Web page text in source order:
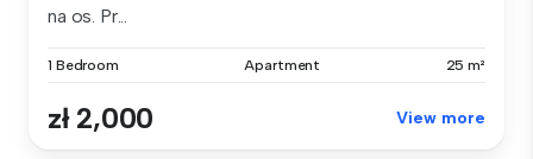
na os. Pr...
1 Bedroom Apartment 25 m²
zł 2,000 View more